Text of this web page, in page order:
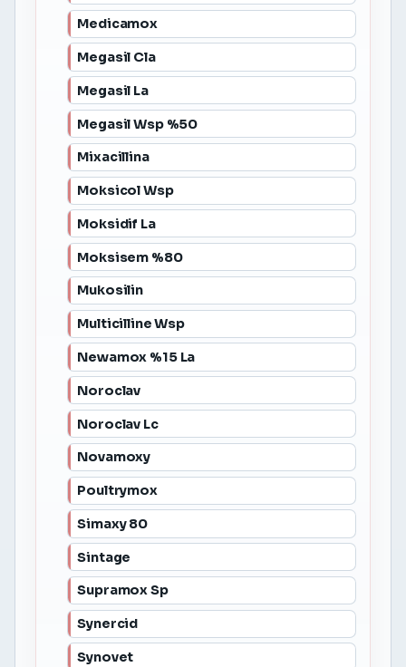
Medicamox
Megasil Cla
Megasil La
Megasil Wsp %50
Mixacillina
Moksicol Wsp
Moksidif La
Moksisem %80
Mukosilin
Multicilline Wsp
Newamox %15 La
Noroclav
Noroclav Lc
Novamoxy
Poultrymox
Simaxy 80
Sintage
Supramox Sp
Synercid
Synovet